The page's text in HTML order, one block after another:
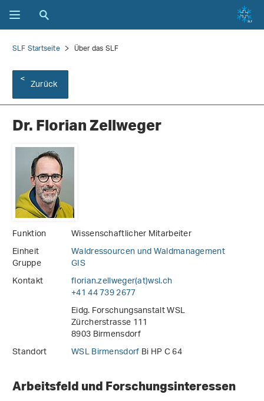
SLF Startseite Über das SLF
Zurück
Dr. Florian Zellweger
Funktion
Wissenschaftlicher Mitarbeiter
Einheit
Waldressourcen und Waldmanagement
Gruppe
GIS
Kontakt
florian.zellweger(at)wsl.ch
+41 44 739 2677
Eidg. Forschungsanstalt WSL
Zürcherstrasse 111
8903 Birmensdorf
Standort
WSL BirmensdorfBi HP C 64
Arbeitsfeld und Forschungsinteressen